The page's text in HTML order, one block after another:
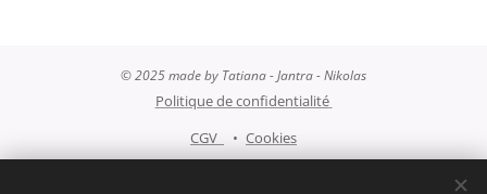
© 2025 made by Tatiana - Jantra - Nikolas
Politique de confidentialité
CGV
Cookies